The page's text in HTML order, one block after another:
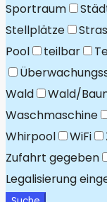
Sportraum
Stellplätze
Pool
teilbar
Wald
Wald/
Waschmaschine
Whirpool
WiFi
Zufahrt gegeben
Legalisierung